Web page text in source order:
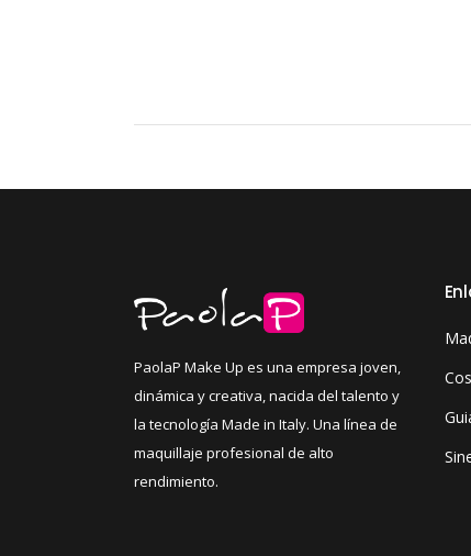
PaolaP Make Up es una empresa joven,
dinámica y creativa, nacida del talento y
la tecnología Made in Italy. Una línea de
maquillaje profesional de alto
rendimiento.